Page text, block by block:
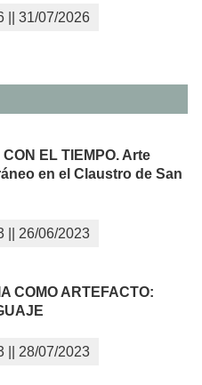
31/07/2026
CON EL TIEMPO. Arte
en el Claustro de San
26/06/2023
COMO ARTEFACTO:
28/07/2023